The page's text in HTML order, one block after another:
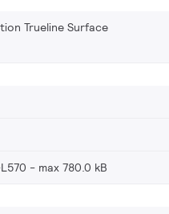
Trueline Surface
max 780.0 kB